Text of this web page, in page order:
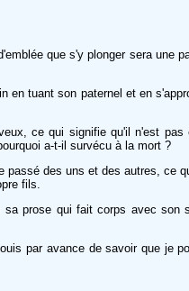
que s'y plonger sera une
en tuant son paternel et en
ce qui signifie qu'il n'est pas
a-t-il survécu à la mort ?
des uns et des autres, ce
fils.
prose qui fait corps avec son
par avance de savoir que je